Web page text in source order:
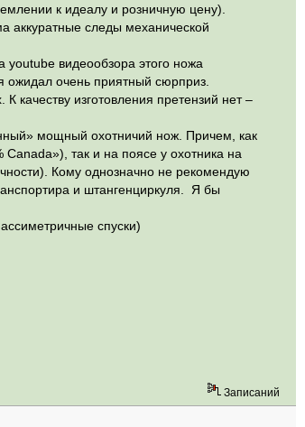
к идеалу и розничную цену).
аккуратные следы механической
видеообзора этого ножа
ожидал очень приятный сюрприз.
качеству изготовления претензий нет –
мощный охотничий нож. Причем, как
так и на поясе у охотника на
Кому однозначно не рекомендую
и штангенциркуля. Я бы
спуски)
Записаний